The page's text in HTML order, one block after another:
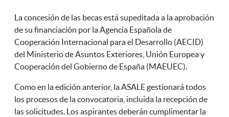
La concesión de las becas está supeditada a la aprobación
de su financiación por la Agencia Española de
Cooperación Internacional para el Desarrollo (AECID)
del Ministerio de Asuntos Exteriores, Unión Europea y
Cooperación del Gobierno de España (MAEUEC).
Como en la edición anterior, la ASALE gestionará todos
los procesos de la convocatoria, incluida la recepción de
las solicitudes. Los aspirantes deberán cumplimentar la